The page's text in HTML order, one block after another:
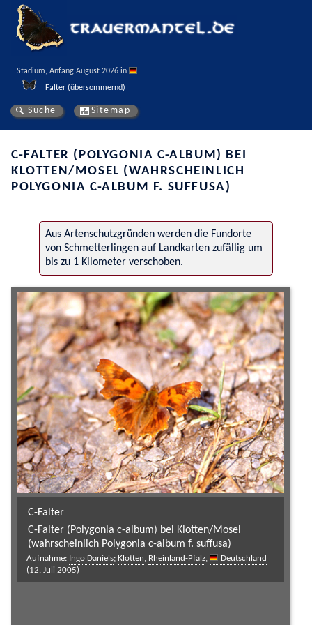
Stadium, Anfang August 2026 in
Falter (übersommernd)
Suche Sitemap
C-FALTER (POLYGONIA C-ALBUM) BEI
KLOTTEN/MOSEL (WAHRSCHEINLICH
POLYGONIA C-ALBUM F. SUFFUSA)
Aus Artenschutzgründen werden die Fundorte
von Schmetterlingen auf Landkarten zufällig um
bis zu 1 Kilometer verschoben.
C-Falter
C-Falter (Polygonia c-album) bei Klotten/Mosel
(wahrscheinlich Polygonia c-album f. suffusa)
Aufnahme: Ingo Daniels; Klotten, Rheinland-Pfalz,
Deutschland
(12. Juli 2005)